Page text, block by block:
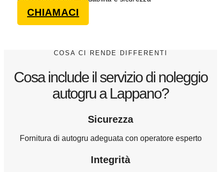
CHIAMACI
COSA CI RENDE DIFFERENTI
Cosa include il servizio di noleggio
autogru a Lappano?
Sicurezza
Fornitura di autogru adeguata con operatore esperto
Integrità